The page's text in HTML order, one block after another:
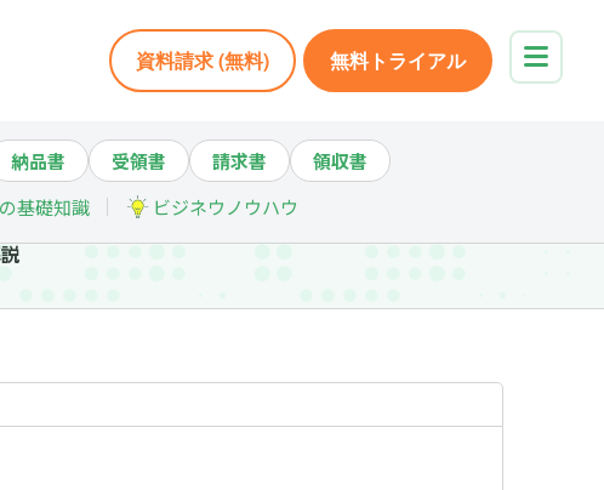
資料請求 (無料) 無料トライアル
納品書 受領書 請求書
領収書
基礎知識 ビジネウノウハウ